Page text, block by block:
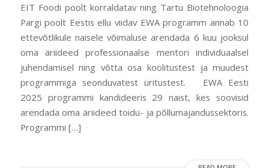
EIT Foodi poolt korraldatav ning Tartu Biotehnoloogia
Pargi poolt Eestis ellu viidav EWA programm annab 10
ettevõtlikule naisele võimaluse arendada 6 kuu jooksul
oma äriideed professionaalse mentori individuaalsel
juhendamisel ning võtta osa koolitustest ja muudest
programmiga seonduvatest üritustest. EWA Eesti
2025 programmi kandideeris 29 naist, kes soovisid
arendada oma äriideed toidu- ja põllumajandussektoris.
Programmi […]